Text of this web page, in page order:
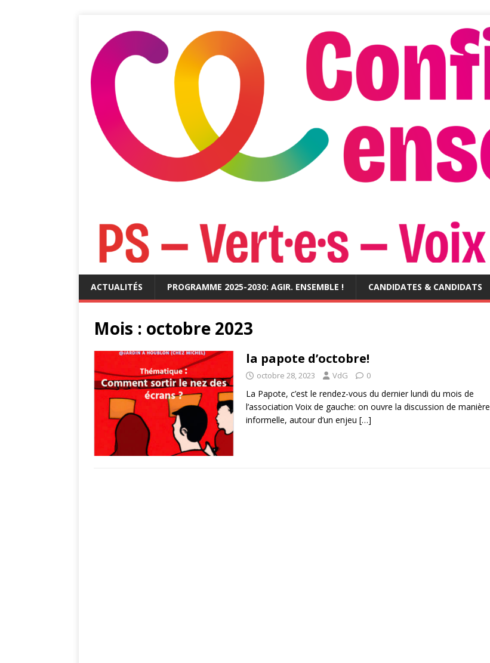
ACTUALITÉS PROGRAMME 2025-2030: AGIR. ENSEMBLE ! CANDIDATES & CANDIDATS
Mois : octobre 2023
la papote d’octobre!
octobre 28, 2023 VdG 0
La Papote, c’est le rendez-vous du dernier lundi du mois de
l’association Voix de gauche: on ouvre la discussion de manière
informelle, autour d’un enjeu […]